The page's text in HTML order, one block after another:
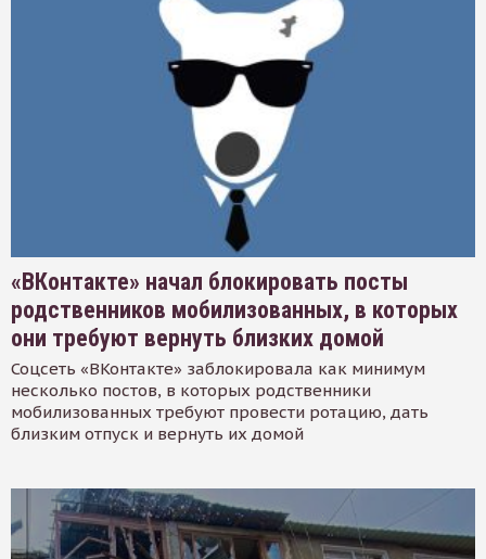
«ВКонтакте» начал блокировать посты
родственников мобилизованных, в которых
они требуют вернуть близких домой
Соцсеть «ВКонтакте» заблокировала как минимум
несколько постов, в которых родственники
мобилизованных требуют провести ротацию, дать
близким отпуск и вернуть их домой